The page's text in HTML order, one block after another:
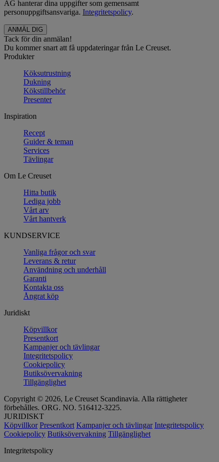
AG hanterar dina uppgifter som gemensamt
personuppgiftsansvariga. Integritetspolicy.
Tack för din anmälan!
Du kommer snart att få uppdateringar från Le Creuset.
Produkter
Köksutrustning
Dukning
Kökstillbehör
Presenter
Inspiration
Recept
Guider & teman
Services
Tävlingar
Om Le Creuset
Hitta butik
Lediga jobb
Vårt arv
Vårt hantverk
KUNDSERVICE
Vanliga frågor och svar
Leverans & retur
Användning och underhåll
Garanti
Kontakta oss
Ångrat köp
Juridiskt
Köpvillkor
Presentkort
Kampanjer och tävlingar
Integritetspolicy
Cookiepolicy
Butiksövervakning
Tillgänglighet
Copyright © 2026, Le Creuset Scandinavia. Alla rättigheter
förbehålles. ORG. NO. 516412-3225.
JURIDISKT
Köpvillkor Presentkort Kampanjer och tävlingar Integritetspolicy
Cookiepolicy Butiksövervakning Tillgänglighet
Integritetspolicy